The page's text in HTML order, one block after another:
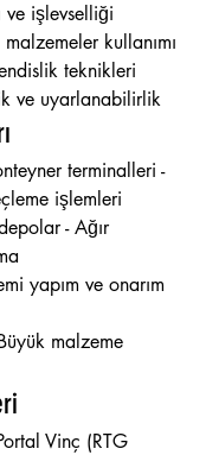
ve işlevselliği
kullanımı
teknikleri
ve uyarlanabilirlik
terminalleri -
işlemleri
- Ağır
yapım ve onarım
malzeme
Vinç (RTG